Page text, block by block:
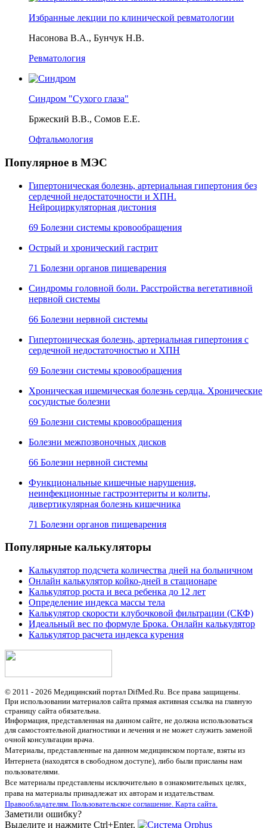
Избранные лекции по клинической ревматологии
Насонова В.А., Бунчук Н.В.
Ревматология
Синдром "Сухого глаза"
Бржеский В.В., Сомов Е.Е.
Офтальмология
Популярное в МЭС
Гипертоническая болезнь, артериальная гипертония без
сердечной недостаточности и ХПН.
Нейроциркуляторная дистония
69 Болезни системы кровообращения
Острый и хронический гастрит
71 Болезни органов пищеварения
Синдромы головной боли. Расстройства вегетативной
нервной системы
66 Болезни нервной системы
Гипертоническая болезнь, артериальная гипертония с
сердечной недостаточностью и ХПН
69 Болезни системы кровообращения
Хроническая ишемическая болезнь сердца. Хронические
сосудистые болезни
69 Болезни системы кровообращения
Болезни межпозвоночных дисков
66 Болезни нервной системы
Функциональные кишечные нарушения,
неинфекционные гастроэнтериты и колиты,
дивертикулярная болезнь кишечника
71 Болезни органов пищеварения
Популярные калькуляторы
Калькулятор подсчета количества дней на больничном
Онлайн калькулятор койко-дней в стационаре
Калькулятор роста и веса ребенка до 12 лет
Определение индекса массы тела
Калькулятор скорости клубочковой фильтрации (СКФ)
Идеальный вес по формуле Брока. Онлайн калькулятор
Калькулятор расчета индекса курения
© 2011 - 2026 Медицинский портал DifMed.Ru. Все права защищены.
При использовании материалов сайта прямая активная ссылка на главную
страницу сайта обязательна.
Информация, представленная на данном сайте, не должна использоваться
для самостоятельной диагностики и лечения и не может служить заменой
очной консультации врача.
Материалы, представленные на данном медицинском портале, взяты из
Интернета (находятся в свободном доступе), либо были присланы нам
пользователями.
Все материалы представлены исключительно в ознакомительных целях,
права на материалы принадлежат их авторам и издательствам.
Правообладателям. Пользовательское соглашение. Карта сайта.
Заметили ошибку?
Выделите и нажмите Ctrl+Enter.